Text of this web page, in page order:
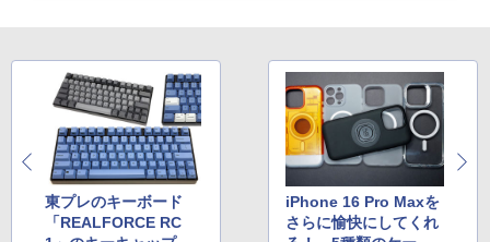
東プレのキーボード
「REALFORCE RC
iPhone 16 Pro Maxを
さらに愉快にしてくれ